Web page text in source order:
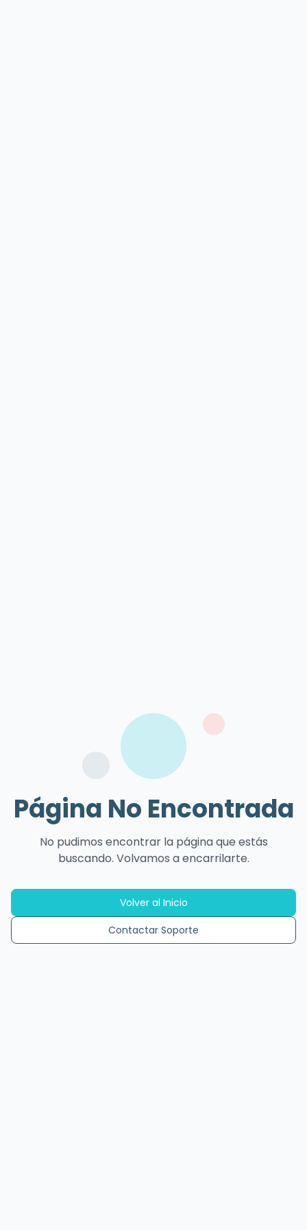
Página No Encontrada
No pudimos encontrar la página que estás
buscando. Volvamos a encarrilarte.
Volver al Inicio
Contactar Soporte